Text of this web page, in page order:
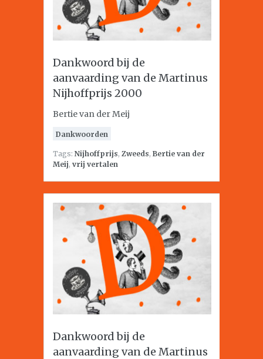
Dankwoord bij de
aanvaarding van de Martinus
Nijhoffprijs 2000
Bertie van der Meij
Dankwoorden
Tags: Nijhoffprijs, Zweeds, Bertie van der
Meij, vrij vertalen
Dankwoord bij de
aanvaarding van de Martinus